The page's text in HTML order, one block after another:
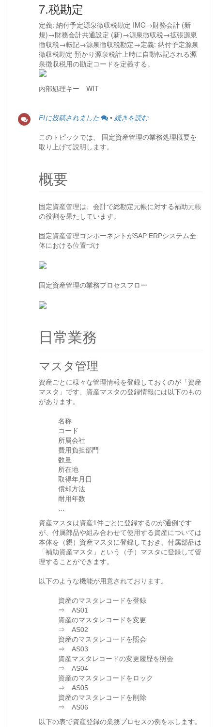
7.税勘定
定義: 納付予定源泉徴収税勘定 IMG→財務会計 (新
規)→財務会計共通設定 (新)→源泉徴収税→拡張源泉
徴収税→転記→源泉徴収税勘定→定義: 納付予定源泉
徴収税勘定 預かり源泉税計上時に自動転記される源
泉徴収税用の勘定コードを定義する。
内部処理キー WIT
FIに投稿されました • 続きを読む
このトピックでは、 固定資産管理の業務処理概要を
取り上げて説明します。
概要
固定資産管理は、会計で総勘定元帳に対する補助元帳
の役割を果たしています。
固定資産管理コンポーネントがSAP ERPシステム全
体における位置づけ
固定資産管理の業務プロセスフロー
日常業務
マスタ管理
資産ごとに様々な管理情報を登録しておくのが「資産
マスタ」です、資産マスタの登録情報には以下のもの
があります。
名称
コード
所属会社
費用負担部門
数量
所在地
取得年月日
償却方法
耐用年数
…
資産マスタは資産1件ごとに登録するのが通例です
が、付属部品や組み合わせて使用する資産については
本体を（親）資産マスタに登録しておき、付属部品は
「補助資産マスタ」という（子）マスタに登録して管
理することができます。
以下のような機能が用意されております。
資産のマスタレコードを登録
⇒ AS01
資産のマスタレコードを変更
⇒ AS02
資産のマスタレコードを照会
⇒ AS03
資産マスタレコードの変更履歴を照会
⇒ AS04
資産のマスタレコードをロック
⇒ AS05
資産のマスタレコードを削除
⇒ AS06
以下の表で資産登録の業務プロセスの例を示します。